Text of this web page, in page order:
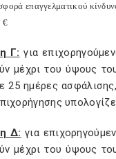
επαγγελματικού
€
Γ: για
μέχρι του ύψους
25 ημέρες
Δ: για
μέχρι του ύψους